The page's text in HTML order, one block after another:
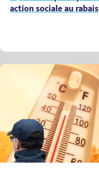
action sociale au rabais